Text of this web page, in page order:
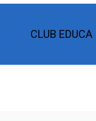
CLUB EDUCA